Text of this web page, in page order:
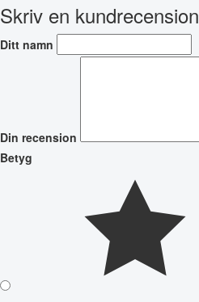
Skriv en kundrecension
Ditt namn
Din recension
Betyg